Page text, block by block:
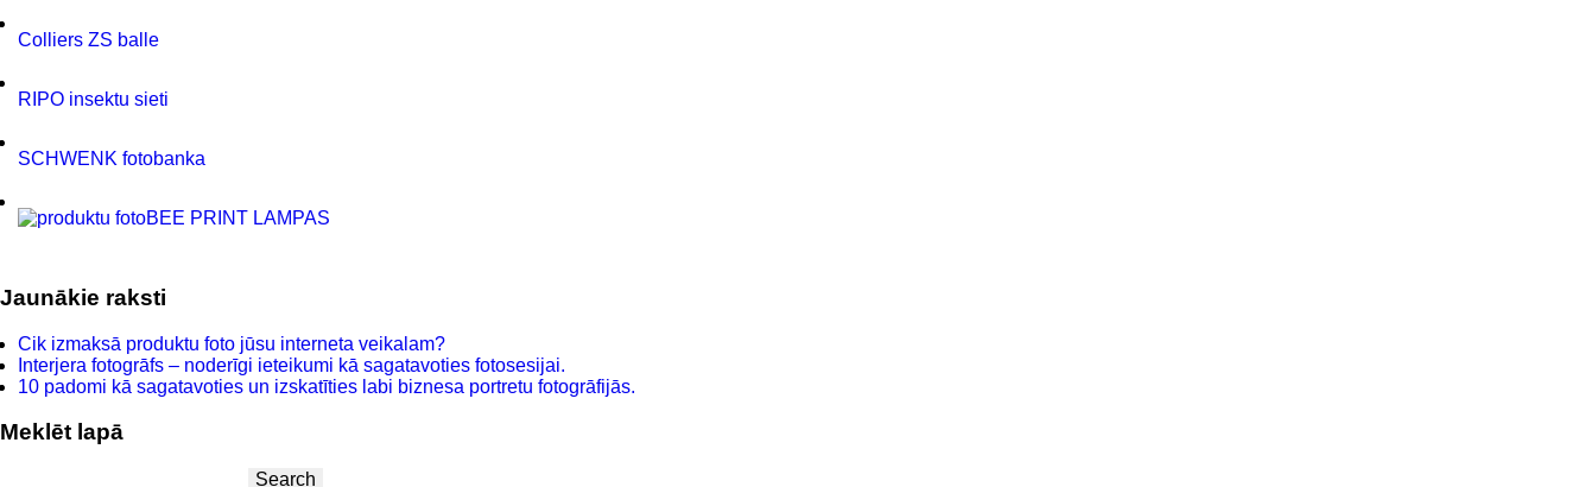
Colliers ZS balle
RIPO insektu sieti
SCHWENK fotobanka
BEE PRINT LAMPAS
Jaunākie raksti
Cik izmaksā produktu foto jūsu interneta veikalam?
Interjera fotogrāfs – noderīgi ieteikumi kā sagatavoties fotosesijai.
10 padomi kā sagatavoties un izskatīties labi biznesa portretu fotogrāfijās.
Meklēt lapā
Search